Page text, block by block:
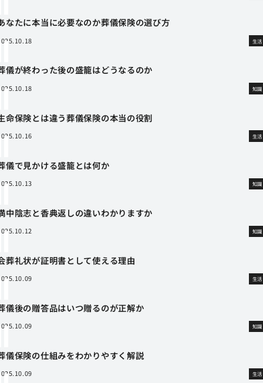
なたに本当に必要なのか葬儀保険の選び方
生活
儀が終わった後の盛籠はどうなるのか
知識
命保険とは違う葬儀保険の本当の役割
生活
儀で見かける盛籠とは何か
知識
中陰志と香典返しの違いわかりますか
知識
葬礼状が証明書として使える理由
生活
儀後の贈答品はいつ贈るのが正解か
知識
儀保険の仕組みをわかりやすく解説
生活